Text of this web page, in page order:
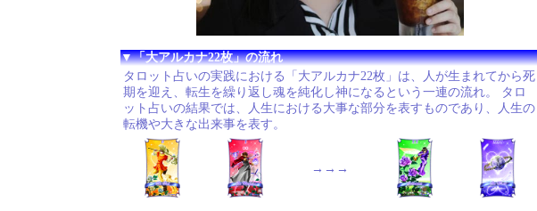
▼「大アルカナ22枚」の流れ
タロット占いの実践における「大アルカナ22枚」は、人が生まれてから死
期を迎え、転生を繰り返し魂を純化し神になるという一連の流れ。 タロ
ット占いの結果では、人生における大事な部分を表すものであり、人生の
転機や大きな出来事を表す。
→→→